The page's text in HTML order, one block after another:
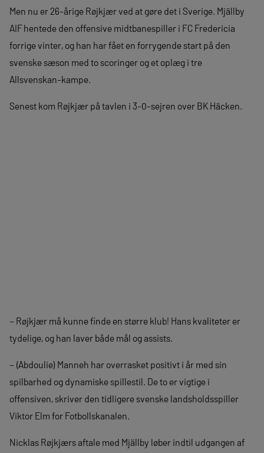
Men nu er 26-årige Røjkjær ved at gøre det i Sverige. Mjällby
AIF hentede den offensive midtbanespiller i FC Fredericia
forrige vinter, og han har fået en forrygende start på den
svenske sæson med to scoringer og et oplæg i tre
Allsvenskan-kampe.
Senest kom Røjkjær på tavlen i 3-0-sejren over BK Häcken.
– Røjkjær må kunne finde en større klub! Hans kvaliteter er
tydelige, og han laver både mål og assists.
– (Abdoulie) Manneh har overrasket positivt i år med sin
spilbarhed og dynamiske spillestil. De to er vigtige i
offensiven, skriver den tidligere svenske landsholdsspiller
Viktor Elm for Fotbollskanalen.
Nicklas Røjkjærs aftale med Mjällby løber indtil udgangen af